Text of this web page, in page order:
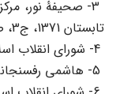
3- صحیفۀ نور،
تابستان 1371، ج3، ص 105.